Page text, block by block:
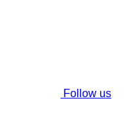
Follow us